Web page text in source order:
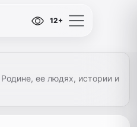
12+
ее людях, истории и